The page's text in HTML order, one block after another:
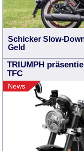
Schicker Slow-
Geld
TRIUMPH
TFC
News